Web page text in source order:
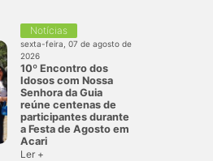
Notícias
sexta-feira, 07 de agosto de
2026
10º Encontro dos
Idosos com Nossa
Senhora da Guia
reúne centenas de
participantes durante
a Festa de Agosto em
Acari
Ler +